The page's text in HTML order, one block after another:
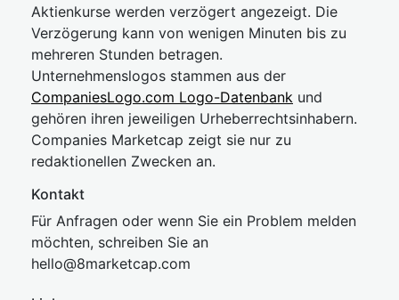
Aktienkurse werden verzögert angezeigt. Die
Verzögerung kann von wenigen Minuten bis zu
mehreren Stunden betragen.
Unternehmenslogos stammen aus der
CompaniesLogo.com Logo-Datenbank und
gehören ihren jeweiligen Urheberrechtsinhabern.
Companies Marketcap zeigt sie nur zu
redaktionellen Zwecken an.
Kontakt
Für Anfragen oder wenn Sie ein Problem melden
möchten, schreiben Sie an
hello@8marketcap.com